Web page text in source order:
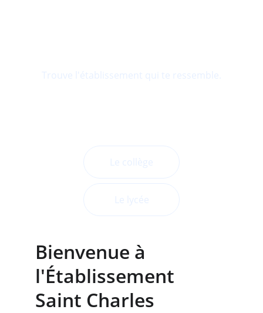
Trouve l'établissement qui te ressemble.
Le lycée
Le collège
Bienvenue à
l'Établissement
Saint Charles